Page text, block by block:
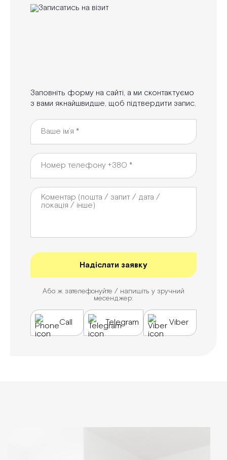
Заповніть форму на сайті, а ми сконтактуємо
з вами якнайшвидше, щоб підтвердити запис.
Або ж зателефонуйте / напишіть у зручний
месенджер:
Call Telegram Viber